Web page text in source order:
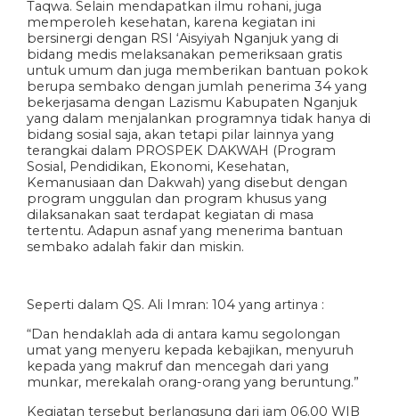
Taqwa. Selain mendapatkan ilmu rohani, juga
memperoleh kesehatan, karena kegiatan ini
bersinergi dengan RSI ‘Aisyiyah Nganjuk yang di
bidang medis melaksanakan pemeriksaan gratis
untuk umum dan juga memberikan bantuan pokok
berupa sembako dengan jumlah penerima 34 yang
bekerjasama dengan Lazismu Kabupaten Nganjuk
yang dalam menjalankan programnya tidak hanya di
bidang sosial saja, akan tetapi pilar lainnya yang
terangkai dalam PROSPEK DAKWAH (Program
Sosial, Pendidikan, Ekonomi, Kesehatan,
Kemanusiaan dan Dakwah) yang disebut dengan
program unggulan dan program khusus yang
dilaksanakan saat terdapat kegiatan di masa
tertentu. Adapun asnaf yang menerima bantuan
sembako adalah fakir dan miskin.
Seperti dalam QS. Ali Imran: 104 yang artinya :
“Dan hendaklah ada di antara kamu segolongan
umat yang menyeru kepada kebajikan, menyuruh
kepada yang makruf dan mencegah dari yang
munkar, merekalah orang-orang yang beruntung.”
Kegiatan tersebut berlangsung dari jam 06.00 WIB